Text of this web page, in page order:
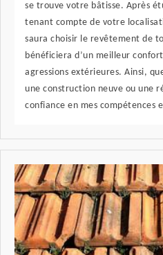
se trouve votre bâtisse. Après
tenant compte de votre
saura choisir le revêtement de
bénéficiera d’un meilleur
agressions extérieures. Ainsi,
une construction neuve ou une
confiance en mes compétences